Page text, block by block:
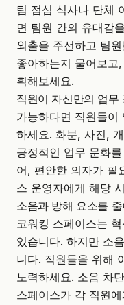
팀 점심 식사나 단체
면 팀원 간의 유대감
외출을 주선하고 팀
좋아하는지 물어보고
획해보세요.
직원이 자신만의 업무
가능하다면 직원들이
하세요. 화분, 사진,
긍정적인 업무 문화
어, 편안한 의자가 필
스 운영자에게 해당
소음과 방해 요소를
코워킹 스페이스는
있습니다. 하지만 소
니다. 직원들을 위해
노력하세요. 소음 차
스페이스가 각 직원